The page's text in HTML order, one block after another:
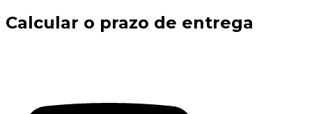
Calcular o prazo de entrega